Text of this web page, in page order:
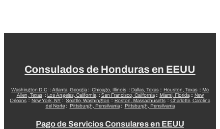
Consulados de Honduras en EEUU
Washington D.C :: Atlanta, Georgia :: Chicago, Illinois :: Dallas, Texas :: Houston, Texas :: Mc
Allen, Texas:: Los Angeles, California:: San Francisco, California:: Miami, Florida:: New
Orleans :: New York, NY :: Seattle, Washington :: Boston, Massachusetts :: Charlotte, Carolina
del Norte:: Pittsburgh, Pensilvania:: Pittsburgh, Pensilvania
Pago de Servicios Consulares en EEUU